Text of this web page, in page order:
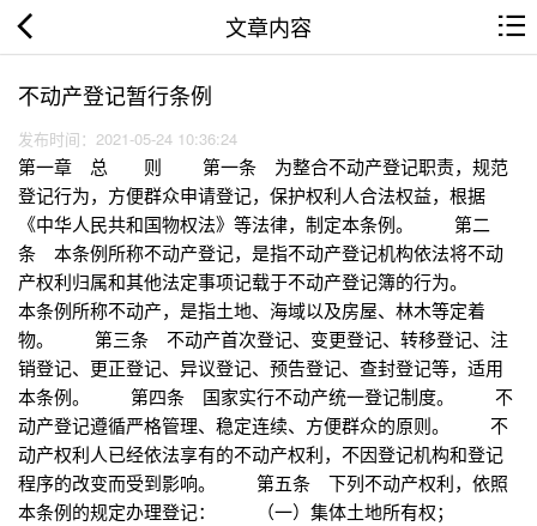
文章内容
不动产登记暂行条例
发布时间：2021-05-24 10:36:24
第一章 总 则 第一条 为整合不动产登记职责，规范
登记行为，方便群众申请登记，保护权利人合法权益，根据
《中华人民共和国物权法》等法律，制定本条例。 第二
条 本条例所称不动产登记，是指不动产登记机构依法将不动
产权利归属和其他法定事项记载于不动产登记簿的行为。
本条例所称不动产，是指土地、海域以及房屋、林木等定着
物。 第三条 不动产首次登记、变更登记、转移登记、注
销登记、更正登记、异议登记、预告登记、查封登记等，适用
本条例。 第四条 国家实行不动产统一登记制度。 不
动产登记遵循严格管理、稳定连续、方便群众的原则。 不
动产权利人已经依法享有的不动产权利，不因登记机构和登记
程序的改变而受到影响。 第五条 下列不动产权利，依照
本条例的规定办理登记： （一）集体土地所有权；